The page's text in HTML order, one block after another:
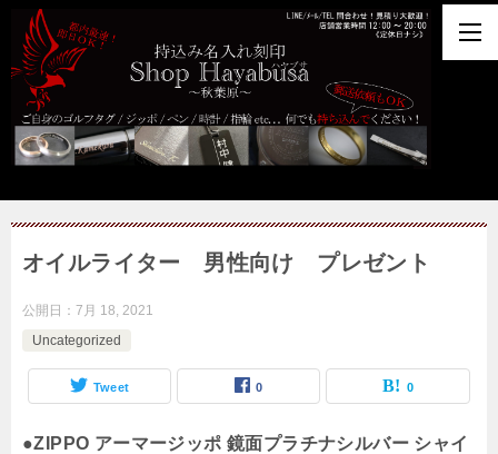
オイルライター 男性向け プレゼント
公開日： 7月 18, 2021
Uncategorized
Tweet 0 0
●ZIPPO アーマージッポ 鏡面プラチナシルバー シャイ